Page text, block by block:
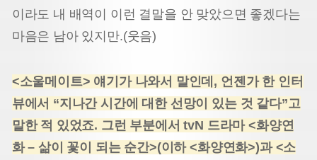
이라도 내 배역이 이런 결말을 안 맞았으면 좋겠다는
마음은 남아 있지만.(웃음)
<소울메이트> 얘기가 나와서 말인데, 언젠가 한 인터
뷰에서 “지나간 시간에 대한 선망이 있는 것 같다”고
말한 적 있었죠. 그런 부분에서 tvN 드라마 <화양연
화 – 삶이 꽃이 되는 순간>(이하 <화양연화>)과 <소